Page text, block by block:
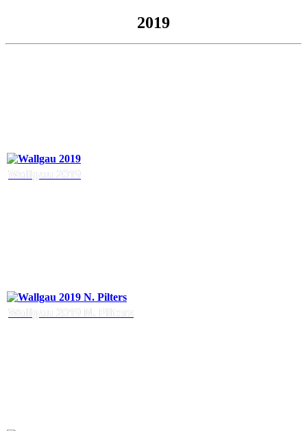
2019
Wallgau 2019
Wallgau 2019 N. Pilters